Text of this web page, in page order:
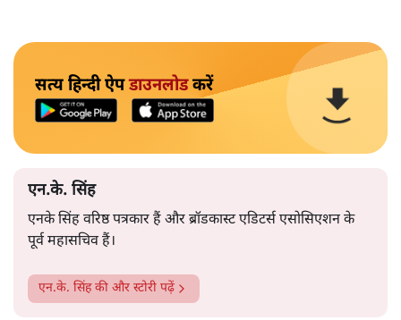
सत्य हिन्दी ऐपडाउनलोडकरें
एन.के. सिंह
एनके सिंह वरिष्ठ पत्रकार हैं और ब्रॉडकास्ट एडिटर्स एसोसिएशन के
पूर्व महासचिव हैं।
एन.के. सिंहकी और स्टोरी पढ़ें